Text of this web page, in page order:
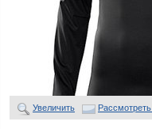
Увеличить